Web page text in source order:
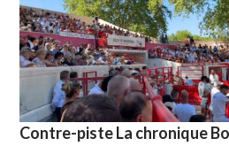
Contre-piste La chronique